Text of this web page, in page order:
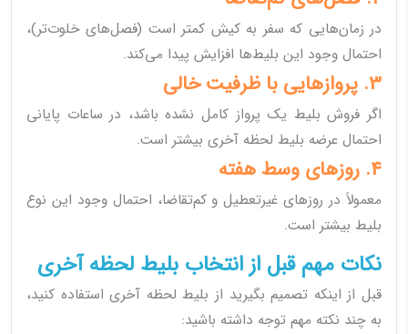
در زمان‌هایی که سفر به کیش کمتر است (فصل‌های خلوت‌تر)،
احتمال وجود این بلیط‌ها افزایش پیدا می‌کند.
3. پروازهایی با ظرفیت خالی
اگر فروش بلیط یک پرواز کامل نشده باشد، در ساعات پایانی
احتمال عرضه بلیط لحظه آخری بیشتر است.
4. روزهای وسط هفته
معمولاً در روزهای غیرتعطیل و کم‌تقاضا، احتمال وجود این نوع
بلیط بیشتر است.
نکات مهم قبل از انتخاب بلیط لحظه آخری
قبل از اینکه تصمیم بگیرید از بلیط لحظه آخری استفاده کنید،
به چند نکته مهم توجه داشته باشید: